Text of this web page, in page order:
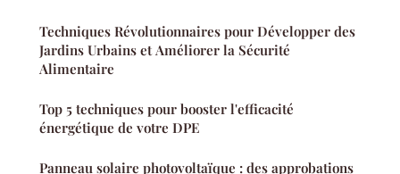
Techniques Révolutionnaires pour Développer des
Jardins Urbains et Améliorer la Sécurité
Alimentaire
Top 5 techniques pour booster l'efficacité
énergétique de votre DPE
Panneau solaire photovoltaïque : des approbations